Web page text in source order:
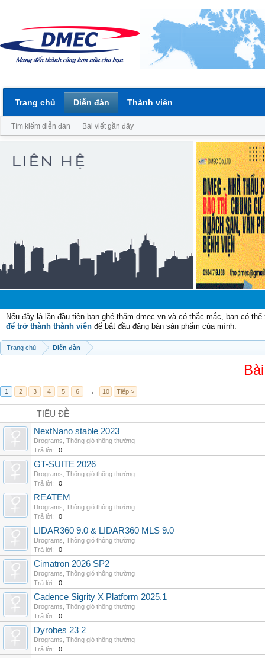
Nếu đây là lần đầu tiên bạn ghé thăm dmec.vn và có thắc mắc, bạn có
để trở thành thành viên để bắt đầu đăng bán sản phẩm của mình.
Trang chủ Diễn đàn
1 2 3 4 5 6 → 10 Tiếp >
TIÊU ĐỀ
NextNano stable 2023
Drograms Thông gió thông thường
Trả lời:
0
GT-SUITE 2026
Drograms Thông gió thông thường
Trả lời:
0
REATEM
Drograms Thông gió thông thường
Trả lời:
0
LIDAR360 9.0 & LIDAR360 MLS 9.0
Drograms Thông gió thông thường
Trả lời:
0
Cimatron 2026 SP2
Drograms Thông gió thông thường
Trả lời:
0
Cadence Sigrity X Platform 2025.1
Drograms Thông gió thông thường
Trả lời:
0
Dyrobes 23 2
Drograms Thông gió thông thường
Trả lời:
0
Trang chủ Diễn đàn
Tìm kiếm diễn đàn Bài viết gần đây
Thành viên